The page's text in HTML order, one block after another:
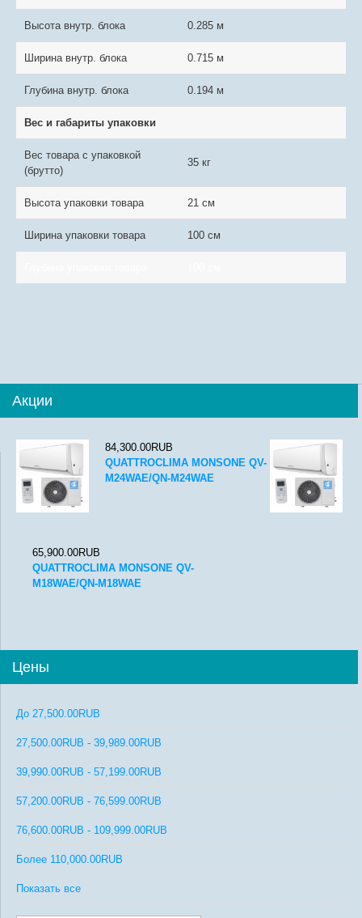
Высота внутр. блока 0.285 м
Ширина внутр. блока 0.715 м
Глубина внутр. блока 0.194 м
Вес и габариты упаковки
Вес товара с упаковкой
(брутто)
35 кг
Высота упаковки товара 21 см
Ширина упаковки товара 100 см
Акции
84,300.00RUB
QUATTROCLIMA MONSONE QV-
M24WAE/QN-M24WAE
65,900.00RUB
QUATTROCLIMA MONSONE QV-
M18WAE/QN-M18WAE
Цены
До 27,500.00RUB
27,500.00RUB - 39,989.00RUB
39,990.00RUB - 57,199.00RUB
57,200.00RUB - 76,599.00RUB
76,600.00RUB - 109,999.00RUB
Более 110,000.00RUB
Показать все